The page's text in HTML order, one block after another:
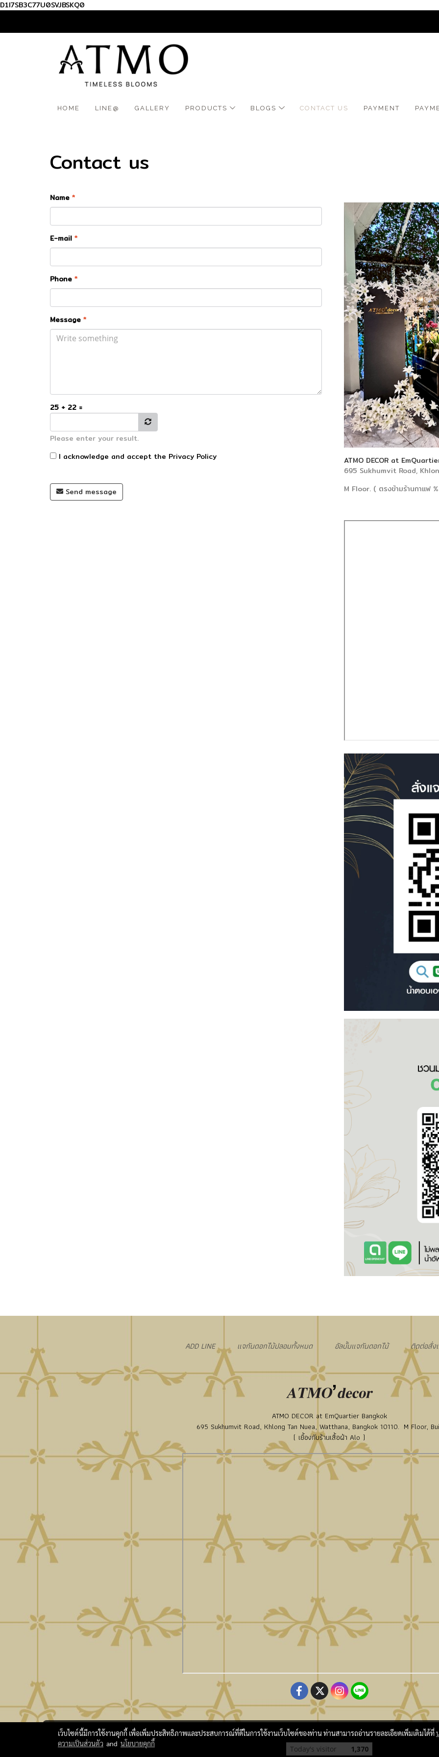
D1I7SB3C77U0SVJBSKQ0
HOME LINE@ GALLERY PRODUCTS BLOGS CONTACT US ​PAYMENT
Contact us
Name *
E-mail *
Phone *
Message *
25 + 22 =
Please enter your result.
I acknowledge and accept the Privacy Policy
Send message
ATMO DECOR at
695 Sukhumvit Road,
M Floor. ( ตรงข้ามร้านกาแฟ
​ADD LINE แจกันดอกไม้ปลอมทั้งหมด อัลบั้มแจกันดอกไม้ ติดต่อสั่ง
ATMO DECOR at EmQuartier Bangkok
695 Sukhumvit Road, Khlong Tan Nuea, Watthana, Bangkok 10110. M Floor,
( เยื้องกับร้านเสื้อผ้า Alo )
Copy Right By Atmo Decor Co., Ltd. atmo@seveninnotech.com
Today's visitor
1,370
เว็บไซต์นี้มีการใช้งานคุกกี้ เพื่อเพิ่มประสิทธิภาพและประสบการณ์ที่ดีในการใช้งานเว็บไซต์ของท่าน ท่านสามารถอ่านรายละเอียดเพิ่มเติมได้ที่
ความเป็นส่วนตัว and นโยบายคุกกี้